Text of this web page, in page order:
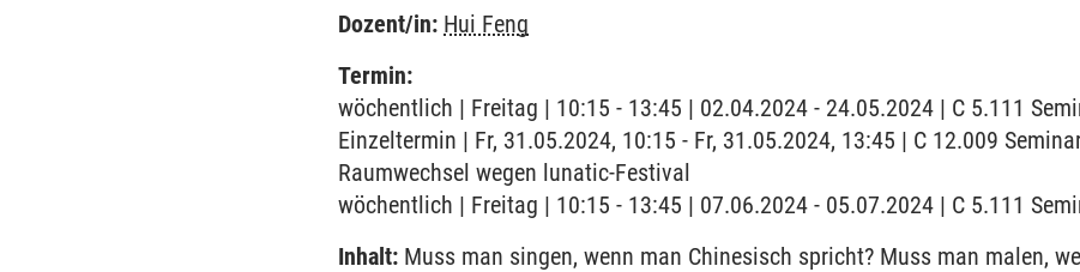
Dozent/in: Hui Feng
Termin:
wöchentlich | Freitag | 10:15 - 13:45 | 02.04.2024 - 24.05.2024 | C 5.111
Einzeltermin | Fr, 31.05.2024, 10:15 - Fr, 31.05.2024, 13:45 | C 12.009
Raumwechsel wegen lunatic-Festival
wöchentlich | Freitag | 10:15 - 13:45 | 07.06.2024 - 05.07.2024 | C 5.111
Inhalt: Muss man singen, wenn man Chinesisch spricht? Muss man malen,